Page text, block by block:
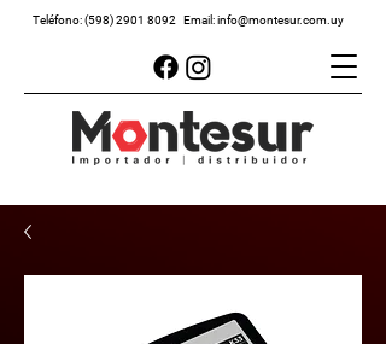
Teléfono:(598) 2901 8092 Email:info@montesur.com.uy